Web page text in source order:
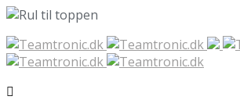
Spring
til